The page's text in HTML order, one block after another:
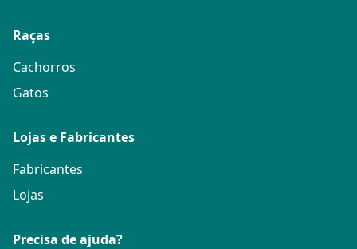
Raças
Cachorros
Gatos
Lojas e Fabricantes
Fabricantes
Lojas
Precisa de ajuda?